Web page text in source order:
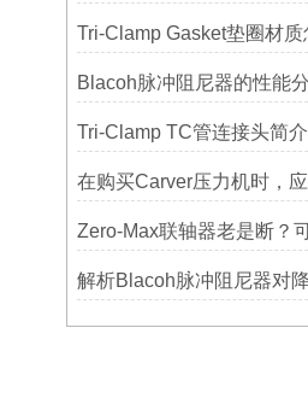
Tri-Clamp TC管连接头简介